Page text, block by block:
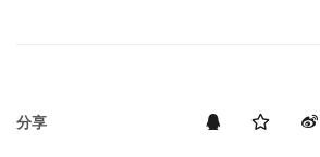
分享